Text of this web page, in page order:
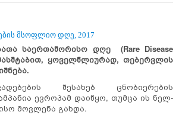
მსოფლიო დღე, 2017
საერთაშორისო დღე (Rare Disease
, ყოველწლიურად, თებერვლის
შესახებ ცნობიერების
ევროპამ დაიწყო, თუმცა ის ნელ-
მოვლენა გახდა.